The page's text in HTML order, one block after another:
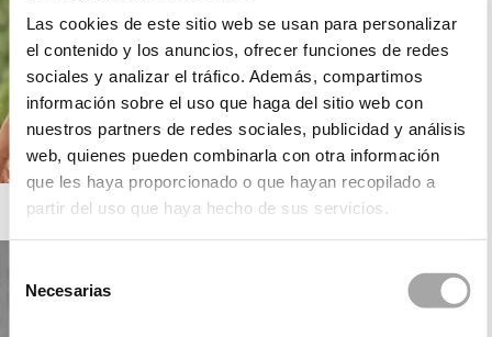
Las cookies de este sitio web se usan para personalizar
el contenido y los anuncios, ofrecer funciones de redes
sociales y analizar el tráfico. Además, compartimos
información sobre el uso que haga del sitio web con
nuestros partners de redes sociales, publicidad y análisis
web, quienes pueden combinarla con otra información
que les haya proporcionado o que hayan recopilado a
partir del uso que haya hecho de sus servicios.
Necesarias
ROSA CLARÁ BOHEME